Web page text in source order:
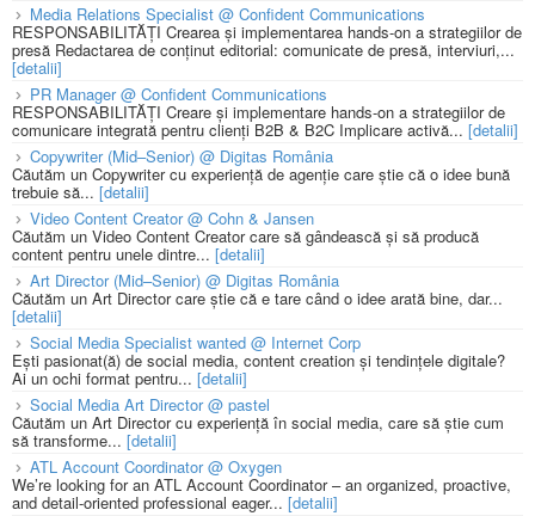
Media Relations Specialist @ Confident Communications
RESPONSABILITĂȚI Crearea și implementarea hands-on a strategiilor de
presă Redactarea de conținut editorial: comunicate de presă, interviuri,...
[detalii]
PR Manager @ Confident Communications
RESPONSABILITĂȚI Creare și implementare hands-on a strategiilor de
comunicare integrată pentru clienți B2B & B2C Implicare activă... [detalii]
Copywriter (Mid–Senior) @ Digitas România
Căutăm un Copywriter cu experiență de agenție care știe că o idee bună
trebuie să... [detalii]
Video Content Creator @ Cohn & Jansen
Căutăm un Video Content Creator care să gândească și să producă
content pentru unele dintre... [detalii]
Art Director (Mid–Senior) @ Digitas România
Căutăm un Art Director care știe că e tare când o idee arată bine, dar...
[detalii]
Social Media Specialist wanted @ Internet Corp
Ești pasionat(ă) de social media, content creation și tendințele digitale?
Ai un ochi format pentru... [detalii]
Social Media Art Director @ pastel
Căutăm un Art Director cu experiență în social media, care să știe cum
să transforme... [detalii]
ATL Account Coordinator @ Oxygen
We’re looking for an ATL Account Coordinator – an organized, proactive,
and detail-oriented professional eager... [detalii]